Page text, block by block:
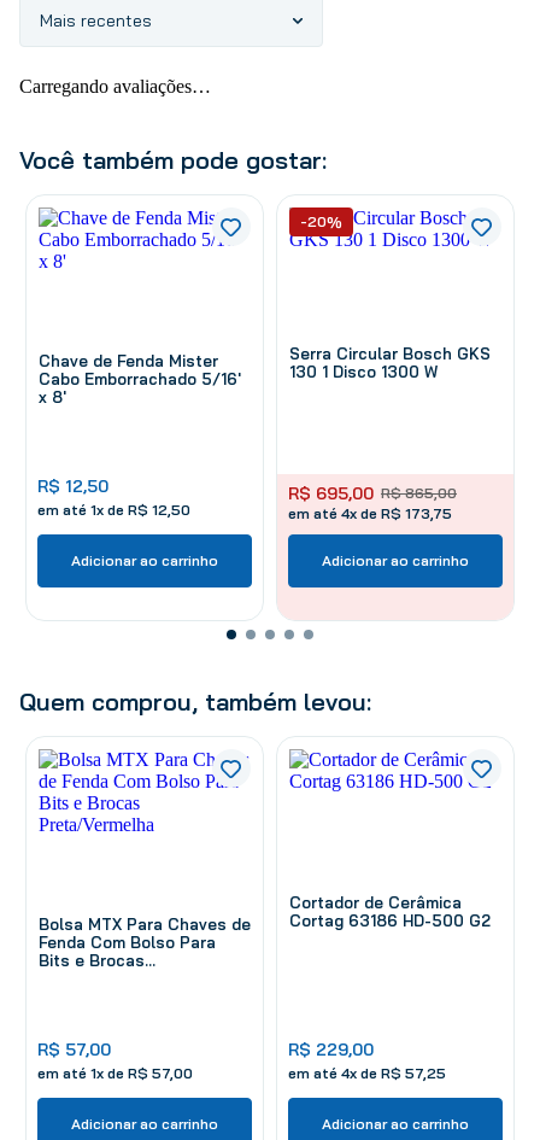
Mais recentes
Carregando avaliações…
Você também pode gostar:
Chave de Fenda Mister
Cabo Emborrachado 5/16'
x 8'
R$ 12,50
em até 1x de R$ 12,50
Adicionar ao carrinho
Serra Circular Bosch GKS
130 1 Disco 1300 W
R$ 865,00
R$ 695,00
em até 4x de R$ 173,75
-20%
Adicionar ao carrinho
Quem comprou, também levou:
Bolsa MTX Para Chaves de
Fenda Com Bolso Para
Bits e Brocas
R$ 57,00
em até 1x de R$ 57,00
Adicionar ao carrinho
Cortador de Cerâmica
Cortag 63186 HD-500 G2
R$ 229,00
em até 4x de R$ 57,25
Adicionar ao carrinho